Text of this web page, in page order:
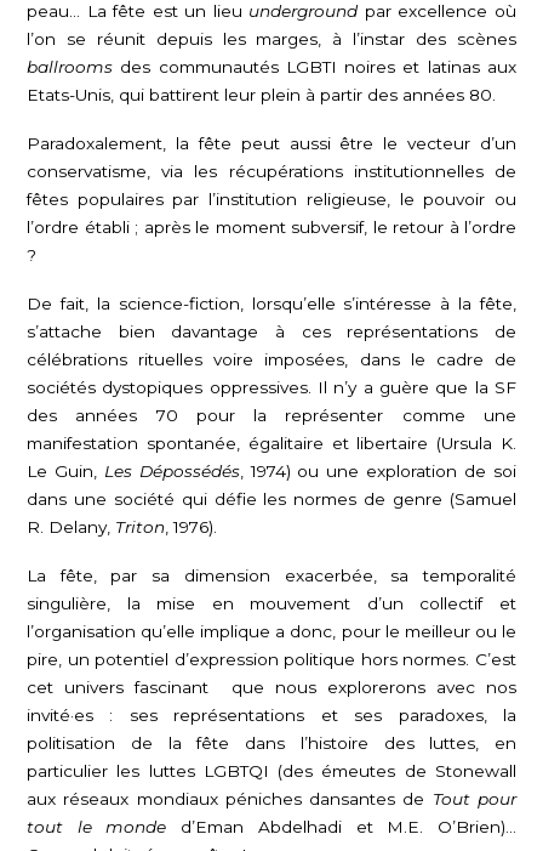
peau… La fête est un lieu underground par excellence où
l’on se réunit depuis les marges, à l’instar des scènes
ballrooms des communautés LGBTI noires et latinas aux
Etats-Unis, qui battirent leur plein à partir des années 80.
Paradoxalement, la fête peut aussi être le vecteur d’un
conservatisme, via les récupérations institutionnelles de
fêtes populaires par l’institution religieuse, le pouvoir ou
l’ordre établi ; après le moment subversif, le retour à l’ordre
?
De fait, la science-fiction, lorsqu’elle s’intéresse à la fête,
s’attache bien davantage à ces représentations de
célébrations rituelles voire imposées, dans le cadre de
sociétés dystopiques oppressives. Il n’y a guère que la SF
des années 70 pour la représenter comme une
manifestation spontanée, égalitaire et libertaire (Ursula K.
Le Guin, Les Dépossédés, 1974) ou une exploration de soi
dans une société qui défie les normes de genre (Samuel
R. Delany, Triton, 1976).
La fête, par sa dimension exacerbée, sa temporalité
singulière, la mise en mouvement d’un collectif et
l’organisation qu’elle implique a donc, pour le meilleur ou le
pire, un potentiel d’expression politique hors normes. C’est
cet univers fascinant que nous explorerons avec nos
invité·es : ses représentations et ses paradoxes, la
politisation de la fête dans l’histoire des luttes, en
particulier les luttes LGBTQI (des émeutes de Stonewall
aux réseaux mondiaux péniches dansantes de Tout pour
tout le monde d’Eman Abdelhadi et M.E. O’Brien)…